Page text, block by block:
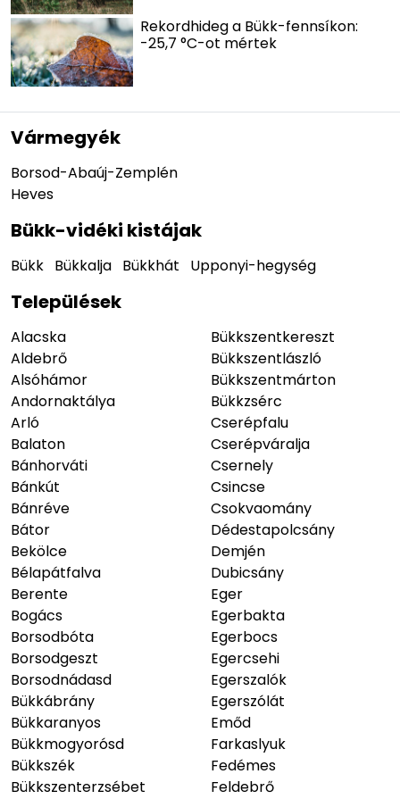
Rekordhideg a Bükk-fennsíkon:
-25,7 °C-ot mértek
Vármegyék
Borsod-Abaúj-Zemplén
Heves
Bükk-vidéki kistájak
Bükk Bükkalja Bükkhát Upponyi-hegység
Települések
Alacska
Aldebrő
Alsóhámor
Andornaktálya
Arló
Balaton
Bánhorváti
Bánkút
Bánréve
Bátor
Bekölce
Bélapátfalva
Berente
Bogács
Borsodbóta
Borsodgeszt
Borsodnádasd
Bükkábrány
Bükkaranyos
Bükkmogyorósd
Bükkszék
Bükkszenterzsébet
Bükkszentkereszt
Bükkszentlászló
Bükkszentmárton
Bükkzsérc
Cserépfalu
Cserépváralja
Csernely
Csincse
Csokvaomány
Dédestapolcsány
Demjén
Dubicsány
Eger
Egerbakta
Egerbocs
Egercsehi
Egerszalók
Egerszólát
Emőd
Farkaslyuk
Fedémes
Feldebrő